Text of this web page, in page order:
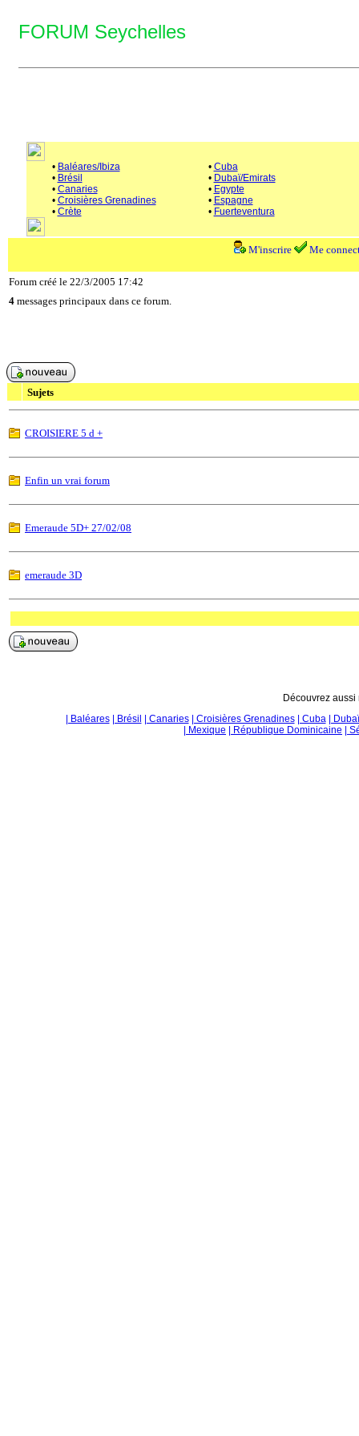
FORUM Seychelles
• Baléares/Ibiza
• Brésil
• Canaries
• Croisières Grenadines
• Crète
• Cuba
• Dubaï/Emirats
• Egypte
• Espagne
• Fuerteventura
M'inscrire Me
Forum créé le 22/3/2005 17:42
4 messages principaux dans ce forum.
Sujets
CROISIERE 5 d +
Enfin un vrai forum
Emeraude 5D+ 27/02/08
emeraude 3D
Découvrez
| Baléares
| Brésil | Canaries | Croisières Grenadines | Cuba
| Dubaï
| Mexique
| République Dominicaine |